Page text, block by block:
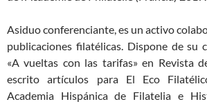
Asiduo conferenciante, es un activo
publicaciones filatélicas. Dispone de su
«A vueltas con las tarifas» en Revista
escrito artículos para El Eco
Academia Hispánica de Filatelia e